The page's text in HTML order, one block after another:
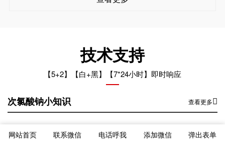
技术支持
【5+2】【白+黑】【7*24小时】即时响应
次氯酸钠小知识 查看更多
曲麻莱县次氯酸钠运输车辆混装的后果
网站首页 联系微信 电话呼我 添加微信 弹出表单